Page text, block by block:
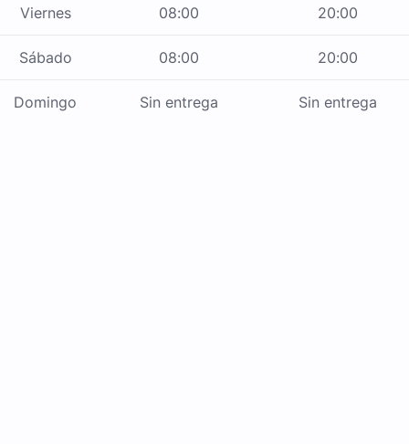
Viernes 08:00 20:00
Sábado 08:00 20:00
Domingo Sin entrega Sin entrega